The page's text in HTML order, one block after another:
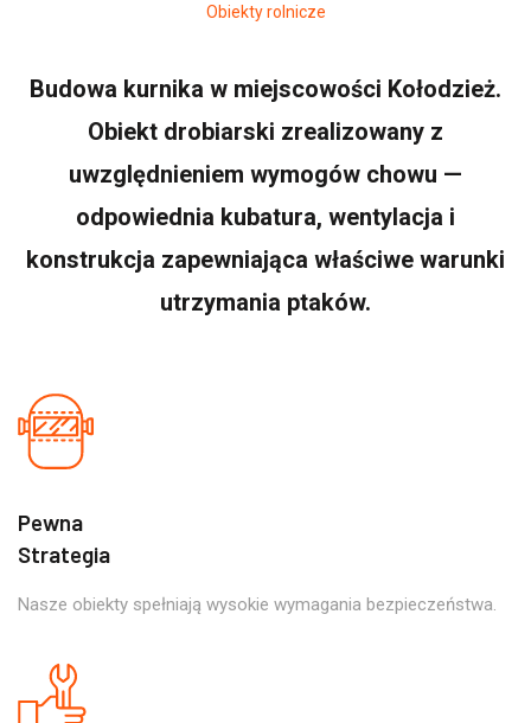
Obiekty rolnicze
Budowa kurnika w miejscowości Kołodzież.
Obiekt drobiarski zrealizowany z
uwzględnieniem wymogów chowu —
odpowiednia kubatura, wentylacja i
konstrukcja zapewniająca właściwe warunki
utrzymania ptaków.
Pewna
Strategia
Nasze obiekty spełniają wysokie wymagania bezpieczeństwa.